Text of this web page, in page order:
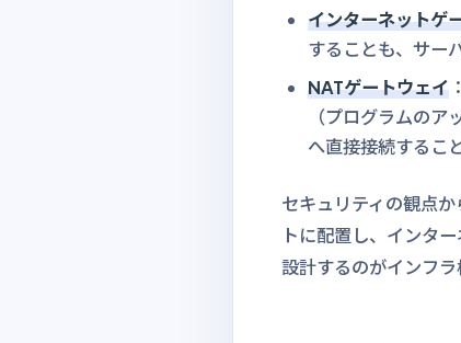
インターネットゲ
することも、サー
NATゲートウェイ
（プログラムの
へ直接接続するこ
セキュリティの観点か
トに配置し、インタ
設計するのがインフラ